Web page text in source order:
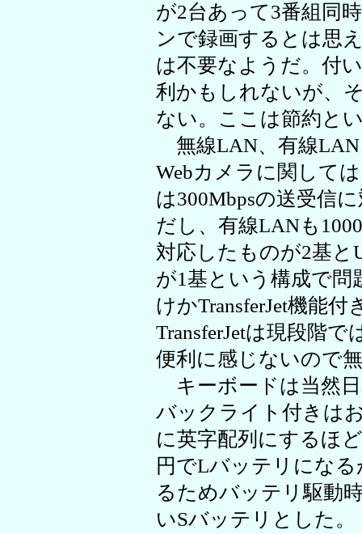
が2台あって3番組同
ンで録画するとは思
は不要なようだ。付
利かもしれないが、
ない。ここは節約と
無線LAN、有線LAN
Webカメラに関して
は300Mbpsの送受信
だし、有線LANも
対応したものが2基と
が1基という構成で問
けかTransferJet機能
TransferJetは現段階
便利に感じないので
キーボードは当然
バックライト付きは
に英字配列にするほ
円でLバッテリにな
るためバッテリ駆動
いSバッテリとした。